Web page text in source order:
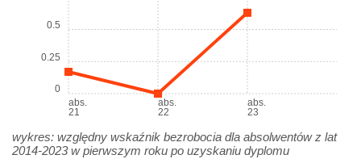
abs.
21
abs.
22
abs.
23
0
0.25
0.5
wykres: względny wskaźnik bezrobocia dla absolwentów z lat
2014-2023 w pierwszym roku po uzyskaniu dyplomu